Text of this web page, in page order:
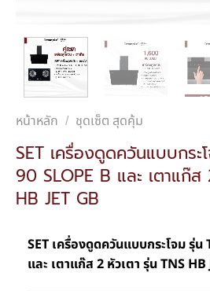
หน้าหลัก / ชุดเซ็ต สุดคุ้ม
SET เครื่องดูดควันแบบกระ
90 SLOPE B และ เตาแก๊ส
HB JET GB
SET เครื่องดูดควันแบบกระโจม รุ่น
และ เตาแก๊ส 2 หัวเตา รุ่น TNS HB